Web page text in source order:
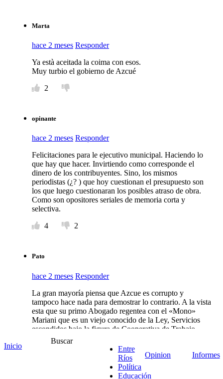
Marta
hace 2 meses Responder
Ya està aceitada la coima con esos.
Muy turbio el gobierno de Azcué
2
opinante
hace 2 meses Responder
Felicitaciones para le ejecutivo municipal. Haciendo lo
que hay que hacer. Invirtiendo como corresponde el
dinero de los contribuyentes. Sino, los mismos
periodistas (¿? ) que hoy cuestionan el presupuesto son
los que luego cuestionaran los posibles atraso de obra.
Como son opositores seriales de memoria corta y
selectiva.
4
2
Pato
hace 2 meses Responder
La gran mayoría piensa que Azcue es corrupto y
tampoco hace nada para demostrar lo contrario. A la vista
esta que su primo Abogado regentea con el «Mono»
Mariani que es un viejo conocido de la Ley, Servicios
escondidos bajo la figura de Cooperativa de Trabajo
embolsando todos juntos varios millones.
Inicio
Buscar
Entre
Ríos
Política
Educación
Opinion Informes